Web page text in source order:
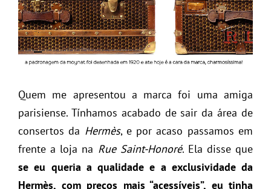
Quem me apresentou a marca foi uma amiga
parisiense. Tínhamos acabado de sair da área de
consertos da Hermès, e por acaso passamos em
frente a loja na Rue Saint-Honoré. Ela disse que
se eu queria a qualidade e a exclusividade da
Hermès, com preços mais “acessíveis”, eu tinha